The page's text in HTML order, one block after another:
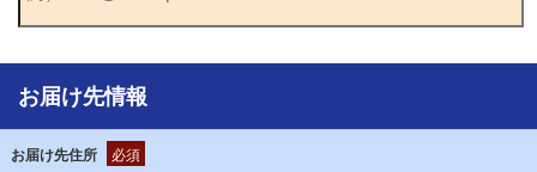
お届け先情報
お届け先住所 必須